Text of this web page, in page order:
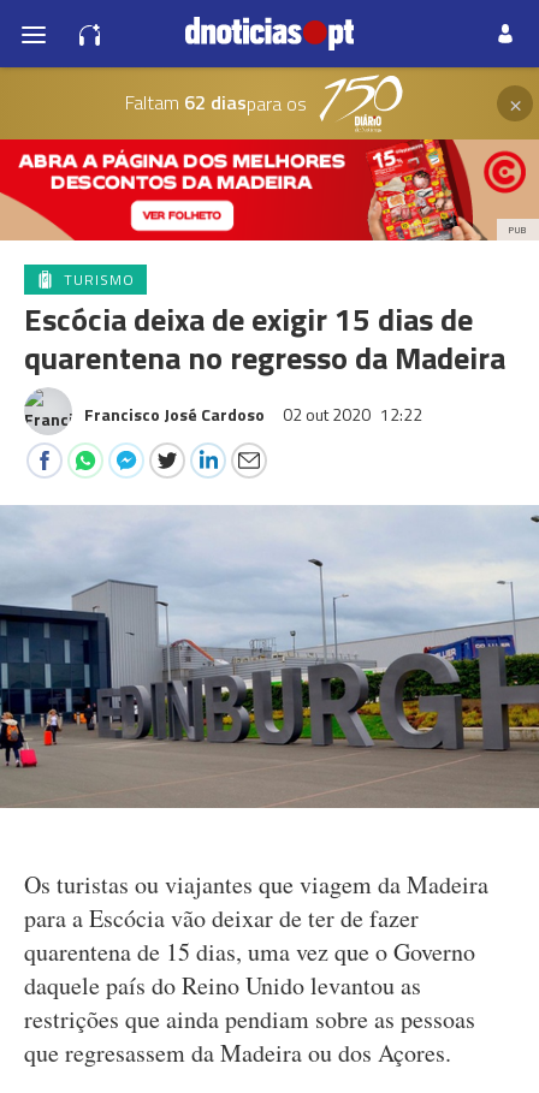
Faltam 62 diaspara os ×
PUB
TURISMO
Escócia deixa de exigir 15 dias de
quarentena no regresso da Madeira
Francisco José Cardoso 02 out 2020 12:22
Os turistas ou viajantes que viagem da Madeira
para a Escócia vão deixar de ter de fazer
quarentena de 15 dias, uma vez que o Governo
daquele país do Reino Unido levantou as
restrições que ainda pendiam sobre as pessoas
que regresassem da Madeira ou dos Açores.